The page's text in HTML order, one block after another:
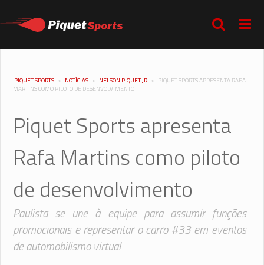
PIQUET SPORTS > NOTÍCIAS > NELSON PIQUET JR > PIQUET SPORTS APRESENTA RAFA
MARTINS COMO PILOTO DE DESENVOLVIMENTO
Piquet Sports apresenta
Rafa Martins como piloto
de desenvolvimento
Paulista se une à equipe para assumir funções
promocionais e representar o carro #33 em eventos
de automobilismo virtual